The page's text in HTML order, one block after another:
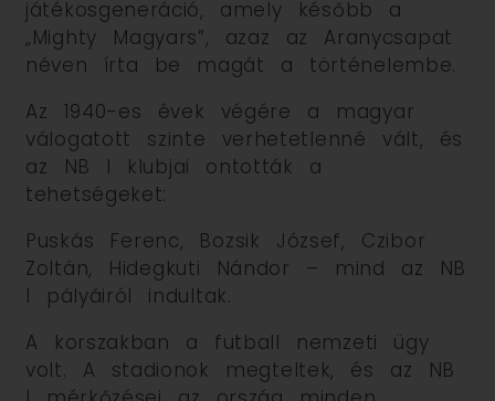
játékosgeneráció, amely később a
„Mighty Magyars”, azaz az Aranycsapat
néven írta be magát a történelembe.
Az 1940-es évek végére a magyar
válogatott szinte verhetetlenné vált, és
az NB I klubjai ontották a
tehetségeket:
Puskás Ferenc, Bozsik József, Czibor
Zoltán, Hidegkuti Nándor – mind az NB
I pályáiról indultak.
A korszakban a futball nemzeti ügy
volt. A stadionok megteltek, és az NB